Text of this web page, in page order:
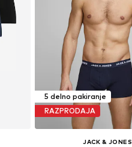
5 delno pakiranje
RAZPRODAJA
JACK & JONES